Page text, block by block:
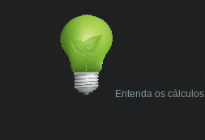
Entenda os cálculos.